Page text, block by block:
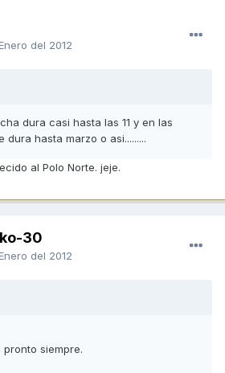
del 2012
dura casi hasta las 11 y en las
hasta marzo o asi.........
al Polo Norte. jeje.
30
del 2012
pronto siempre.